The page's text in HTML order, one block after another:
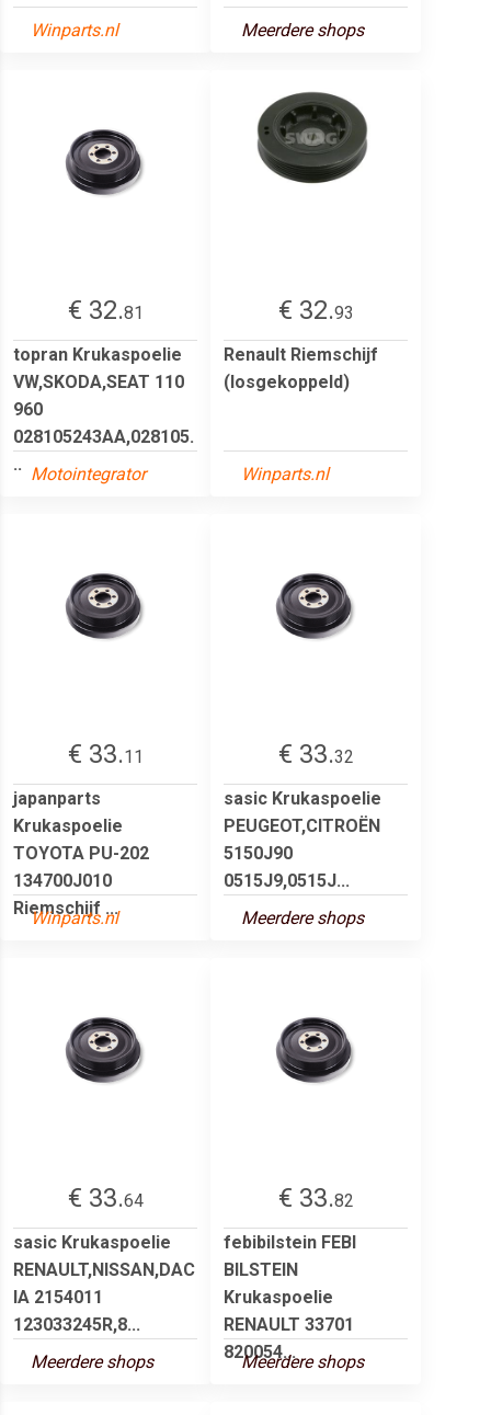
Winparts.nl Meerdere shops
€ 32.81
topran Krukaspoelie
VW,SKODA,SEAT 110
960
028105243AA,028105.
.. Motointegrator
€ 32.93
Renault Riemschijf
(losgekoppeld)
Winparts.nl
€ 33.11
japanparts
Krukaspoelie
TOYOTA PU-202
134700J010
Riemschijf ...
Winparts.nl
€ 33.32
sasic Krukaspoelie
PEUGEOT,CITROËN
5150J90
0515J9,0515J...
Meerdere shops
€ 33.64
sasic Krukaspoelie
RENAULT,NISSAN,DAC
IA 2154011
123033245R,8...
Meerdere shops
€ 33.82
febibilstein FEBI
BILSTEIN
Krukaspoelie
RENAULT 33701
820054...
Meerdere shops